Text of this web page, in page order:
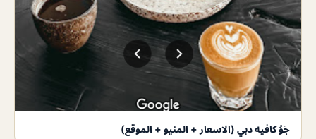
جَوُ كافيه دبي (الاسعار + المنيو + الموقع)